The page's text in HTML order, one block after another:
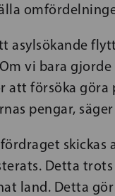
asylsökande
vi bara
att försöka
pengar,
skickas
Detta
land. Detta